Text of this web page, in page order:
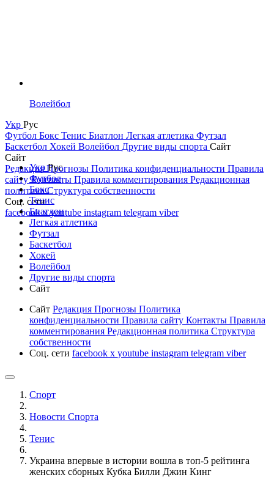
Волейбол
Укр Рус
Футбол Бокс Тенис Биатлон Легкая атлетика Футзал
Баскетбол Хокей Волейбол Другие виды спорта Сайт
Сайт
РедакцияПрогнозы Политика конфиденциальности Правила
сайтуКонтакты Правила комментирования Редакционная
политикаСтруктура собственности
Соц. сети
facebookxyoutube instagram telegram viber
УкрРус
Футбол
Бокс
Тенис
Биатлон
Легкая атлетика
Футзал
Баскетбол
Хокей
Волейбол
Другие виды спорта
Сайт
Сайт Редакция Прогнозы Политика
конфиденциальности Правила сайту Контакты Правила
комментирования Редакционная политика Структура
собственности
Соц. сети facebook x youtube instagram telegram viber
Спорт
Новости Cпорта
Тенис
Украина впервые в истории вошла в топ-5 рейтинга
женских сборных Кубка Билли Джин Кинг